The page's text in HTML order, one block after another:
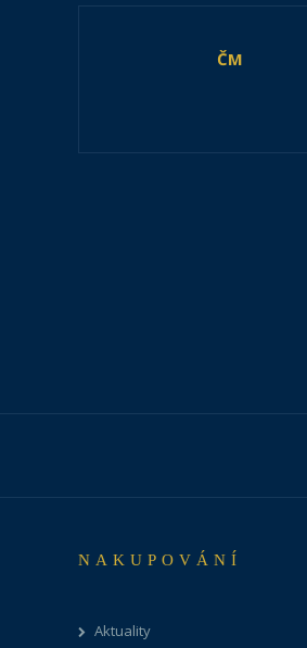
ČM
NAKUPOVÁNÍ
Aktuality